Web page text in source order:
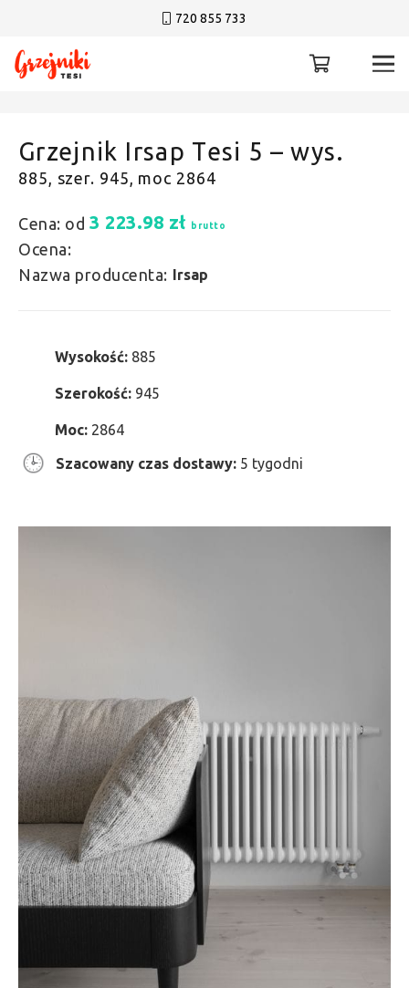
720 855 733
Grzejnik Irsap Tesi 5 – wys.
885, szer. 945, moc 2864
Cena: od 3 223.98 zł brutto
Ocena:
Nazwa producenta: Irsap
Wysokość: 885
Szerokość: 945
Moc: 2864
Szacowany czas dostawy: 5 tygodni